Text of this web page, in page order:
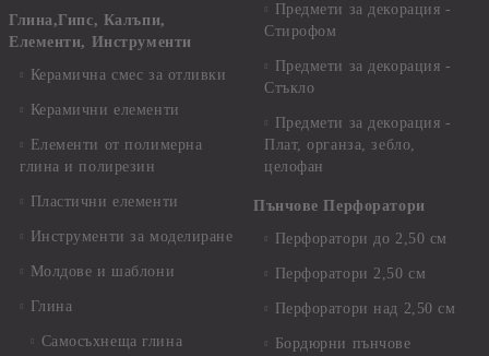
Глина,Гипс, Калъпи,
Елементи, Инструменти
Керамична смес за отливки
Керамични елементи
Елементи от полимерна
глина и полирезин
Пластични елементи
Инструменти за моделиране
Молдове и шаблони
Глина
Самосъхнеща глина
Предмети за декорация -
Стирофом
Предмети за декорация -
Стъкло
Предмети за декорация -
Плат, органза, зебло,
целофан
Пънчове Перфоратори
Перфоратори до 2,50 см
Перфоратори 2,50 см
Перфоратори над 2,50 см
Бордюрни пънчове